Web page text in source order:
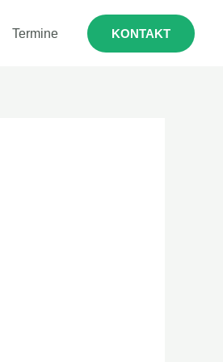
Termine KONTAKT